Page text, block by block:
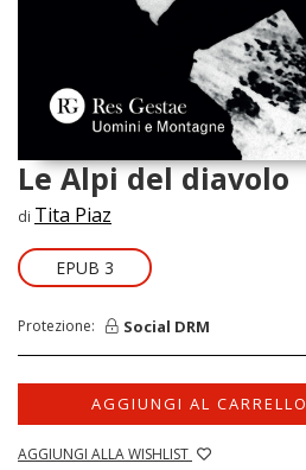
Le Alpi del diavolo
di Tita Piaz
EPUB 3
Protezione: Social DRM
AGGIUNGI AL CARRELLO
AGGIUNGI ALLA WISHLIST